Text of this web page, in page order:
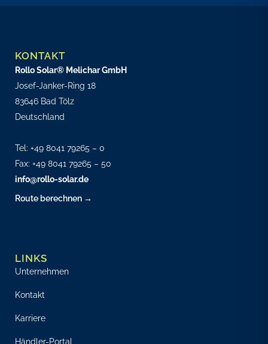
KONTAKT
Rollo Solar® Melichar GmbH
Josef-Janker-Ring 18
83646 Bad Tölz
Deutschland
Tel: +49 8041 79265 – 0
Fax: +49 8041 79265 – 50
info@rollo-solar.de
Route berechnen →
LINKS
Unternehmen
Kontakt
Karriere
Händler-Portal